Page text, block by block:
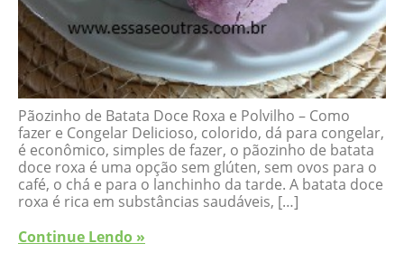
Pãozinho de Batata Doce Roxa e Polvilho – Como
fazer e Congelar Delicioso, colorido, dá para congelar,
é econômico, simples de fazer, o pãozinho de batata
doce roxa é uma opção sem glúten, sem ovos para o
café, o chá e para o lanchinho da tarde. A batata doce
roxa é rica em substâncias saudáveis, […]
Continue Lendo »